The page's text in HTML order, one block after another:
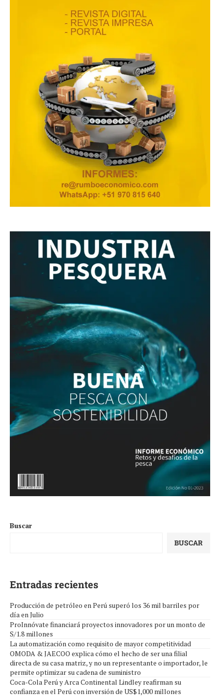
Buscar
BUSCAR
Entradas recientes
Producción de petróleo en Perú superó los 36 mil barriles por
día en Julio
ProInnóvate financiará proyectos innovadores por un monto de
S/1.8 millones
La automatización como requisito de mayor competitividad
OMODA & JAECOO explica cómo el hecho de ser una filial
directa de su casa matriz, y no un representante o importador, le
permite optimizar su cadena de suministro
Coca-Cola Perú y Arca Continental Lindley reafirman su
confianza en el Perú con inversión de US$1,000 millones